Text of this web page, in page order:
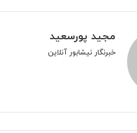
مجید پورسعید
خبرنگار نیشابور آنلاین